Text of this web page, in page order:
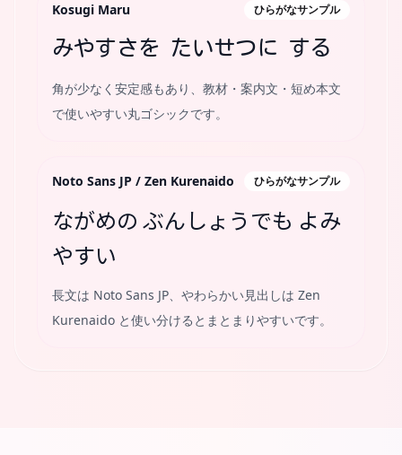
Kosugi Maru ひらがなサンプル
みやすさを たいせつに する
角が少なく安定感もあり、教材・案内文・短め本文
で使いやすい丸ゴシックです。
Noto Sans JP / Zen Kurenaido ひらがなサンプル
ながめの ぶんしょうでも よみ
やすい
長文は Noto Sans JP、やわらかい見出しは Zen
Kurenaido と使い分けるとまとまりやすいです。